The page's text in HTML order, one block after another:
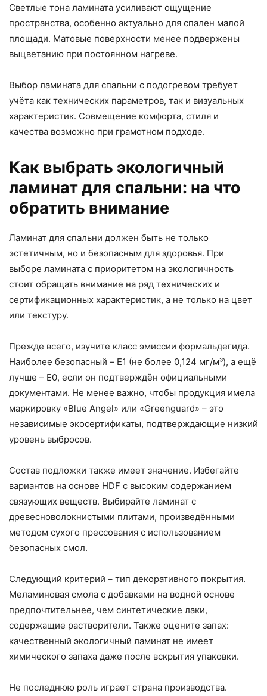
Светлые тона ламината усиливают ощущение
пространства, особенно актуально для спален малой
площади. Матовые поверхности менее подвержены
выцветанию при постоянном нагреве.
Выбор ламината для спальни с подогревом требует
учёта как технических параметров, так и визуальных
характеристик. Совмещение комфорта, стиля и
качества возможно при грамотном подходе.
Как выбрать экологичный
ламинат для спальни: на что
обратить внимание
Ламинат для спальни должен быть не только
эстетичным, но и безопасным для здоровья. При
выборе ламината с приоритетом на экологичность
стоит обращать внимание на ряд технических и
сертификационных характеристик, а не только на цвет
или текстуру.
Прежде всего, изучите класс эмиссии формальдегида.
Наиболее безопасный – E1 (не более 0,124 мг/м³), а ещё
лучше – E0, если он подтверждён официальными
документами. Не менее важно, чтобы продукция имела
маркировку «Blue Angel» или «Greenguard» – это
независимые экосертификаты, подтверждающие низкий
уровень выбросов.
Состав подложки также имеет значение. Избегайте
вариантов на основе HDF с высоким содержанием
связующих веществ. Выбирайте ламинат с
древесноволокнистыми плитами, произведёнными
методом сухого прессования с использованием
безопасных смол.
Следующий критерий – тип декоративного покрытия.
Меламиновая смола с добавками на водной основе
предпочтительнее, чем синтетические лаки,
содержащие растворители. Также оцените запах:
качественный экологичный ламинат не имеет
химического запаха даже после вскрытия упаковки.
Не последнюю роль играет страна производства.